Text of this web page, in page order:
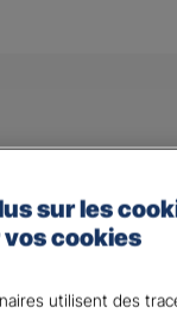
sur les
cookies
utilisent des